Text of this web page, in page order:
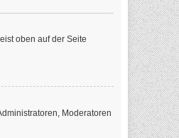
oben auf der Seite
Moderatoren